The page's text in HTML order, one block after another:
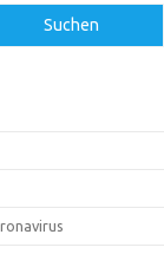
Suchen